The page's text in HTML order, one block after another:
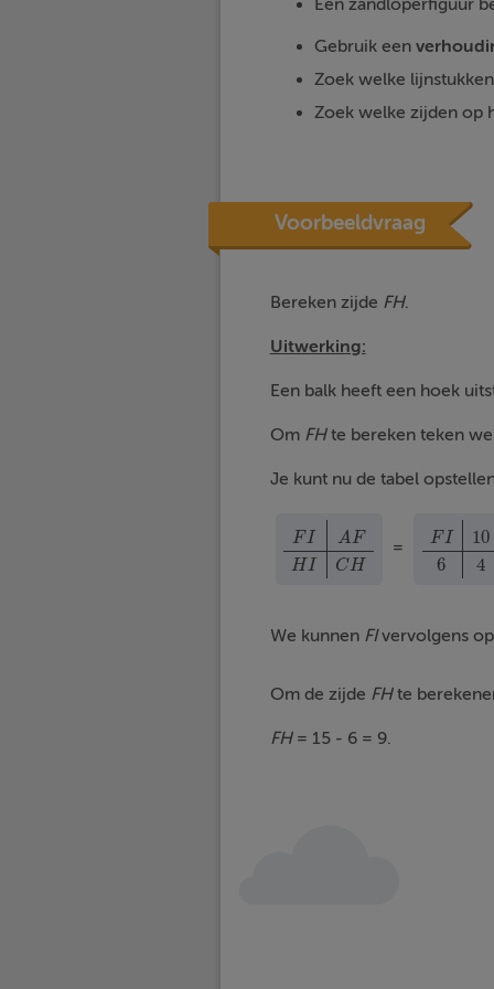
Een zandloperfiguur
Gebruik een
Zoek welke
Zoek welke zijden op
Voorbeeldvraag
Bereken zijde FH.
Uitwerking:
Een balk heeft een hoek
Om FHte bereken teken we
Je kunt nu de tabel
FI
HI
AF
CH
FIAFHICH =
FI
6
10
4
FI1064
We kunnen FIvervolgens
Om de zijde FHte
FH = 15 - 6 = 9.